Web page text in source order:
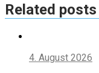
Related posts
4. August 2026